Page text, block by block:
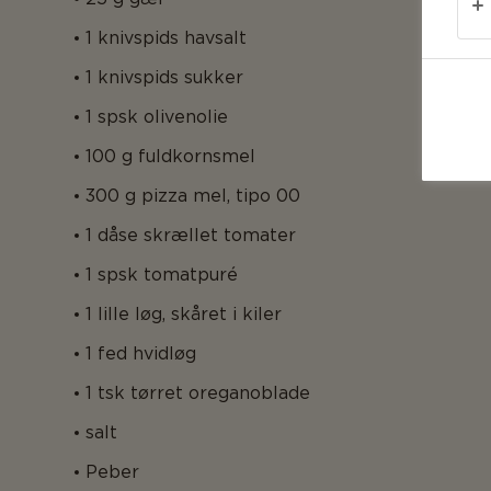
1 knivspids havsalt
1 knivspids sukker
1 spsk olivenolie
100 g fuldkornsmel
300 g pizza mel, tipo 00
1 dåse skrællet tomater
1 spsk tomatpuré
1 lille løg, skåret i kiler
1 fed hvidløg
1 tsk tørret oreganoblade
salt
Peber